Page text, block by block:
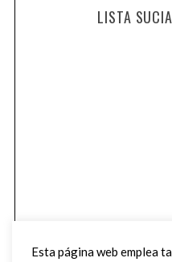
LISTA
Esta página web emplea